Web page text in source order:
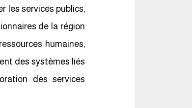
les services publics,
de la région
humaines,
des systèmes liés
des services